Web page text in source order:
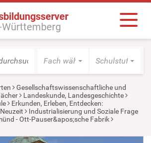
Württemberg
Fach wählen Schulstufe
Gesellschaftswissenschaftliche und
Landeskunde, Landesgeschichte
Erkunden, Erleben, Entdecken:
Neuzeit
Industrialisierung und Soziale Frage
- Ott-Pauser&apos;sche Fabrik